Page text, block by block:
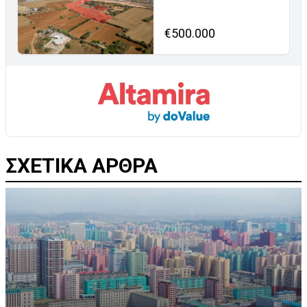
€500.000
ΣΧΕΤΙΚΑ ΑΡΘΡΑ